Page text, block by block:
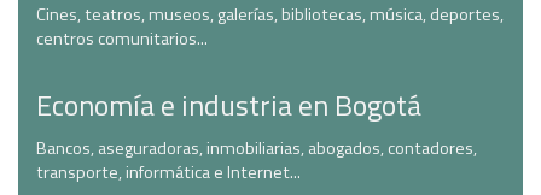
Cines, teatros, museos, galerías, bibliotecas, música, deportes,
centros comunitarios...
Economía e industria en Bogotá
Bancos, aseguradoras, inmobiliarias, abogados, contadores,
transporte, informática e Internet...